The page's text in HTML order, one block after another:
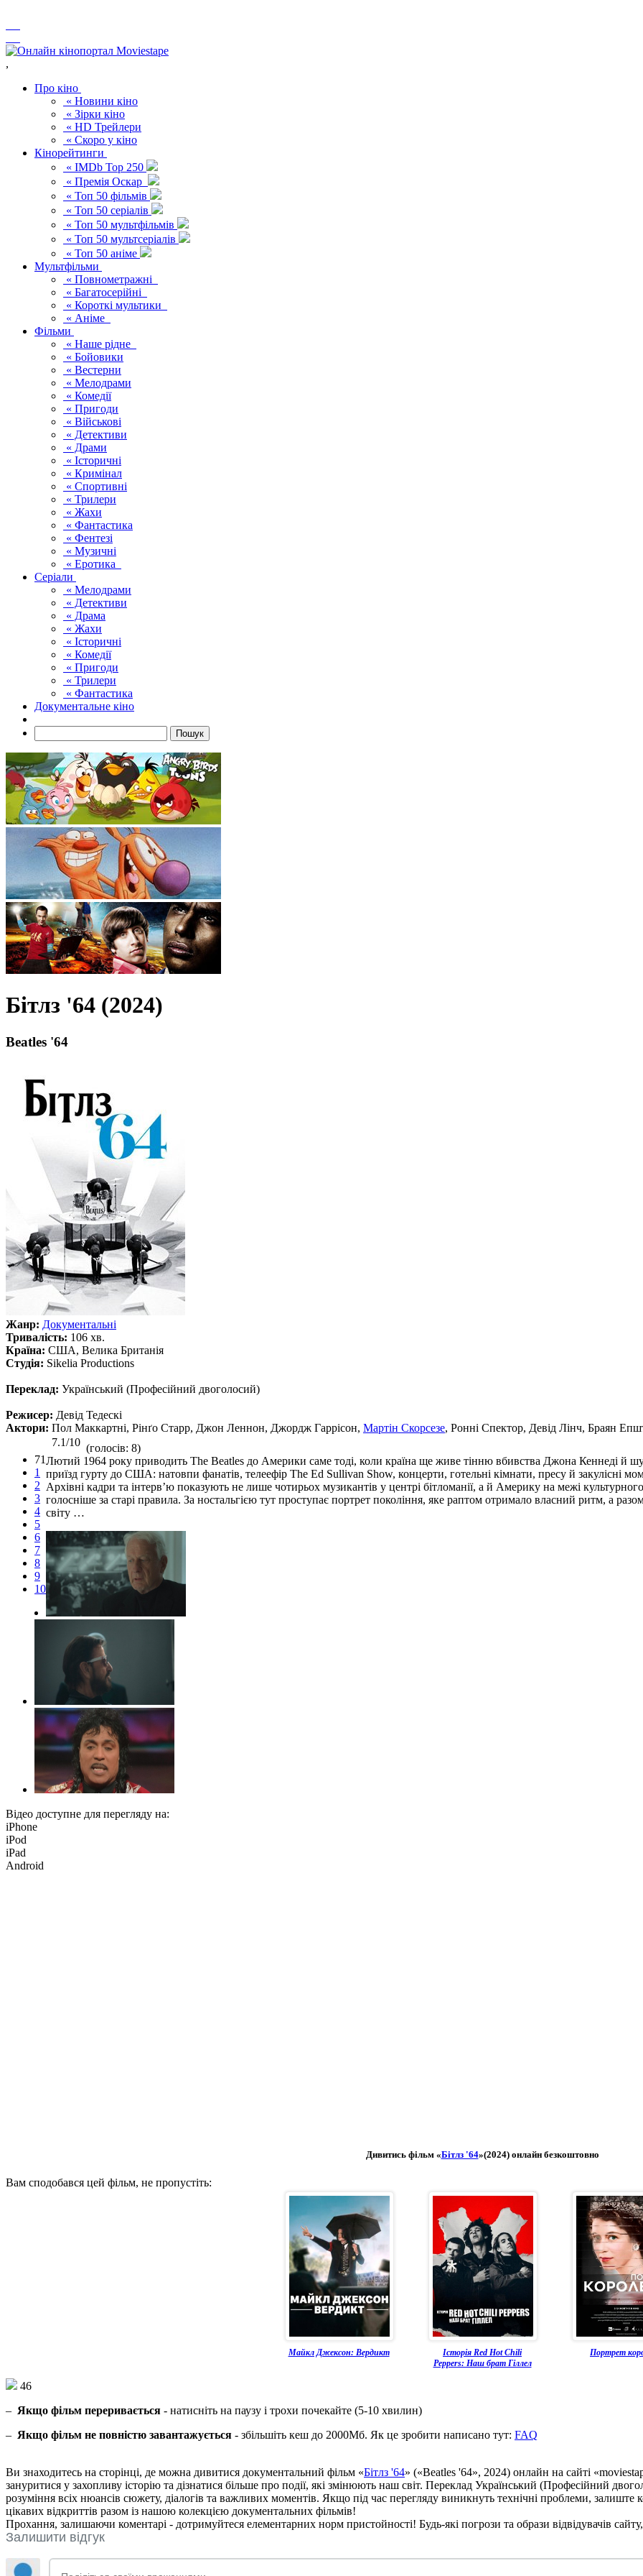
,
Про кіно
« Новини кіно
« Зірки кіно
« HD Трейлери
« Скоро у кіно
Кінорейтинги
« IMDb Top 250
« Премія Оскар
« Топ 50 фільмів
« Топ 50 серіалів
« Топ 50 мультфільмів
« Топ 50 мультсеріалів
« Топ 50 аніме
Мультфільми
« Повнометражні
« Багатосерійні
« Короткі мультики
« Аніме
Фільми
« Наше рідне
« Бойовики
« Вестерни
« Мелодрами
« Комедії
« Пригоди
« Військові
« Детективи
« Драми
« Історичні
« Кримінал
« Спортивні
« Трилери
« Жахи
« Фантастика
« Фентезі
« Музичні
« Еротика
Серіали
« Мелодрами
« Детективи
« Драма
« Жахи
« Історичні
« Комедії
« Пригоди
« Трилери
« Фантастика
Документальне кіно
Пошук
Бітлз '64 (2024)
Beatles '64
Жанр: Документальні
Тривалість: 106 хв.
Країна: США, Велика Британія
Студія: Sikelia Productions
Переклад: Український (Професійний двоголосий)
Режисер: Девід Тедескі
Актори: Пол Маккартні, Рінґо Старр, Джон Леннон, Джордж Гаррісон, Мартін Скорсезе, Ронні Спектор, Девід Лінч, Браян
71
1
2
3
4
5
6
7
8
9
10
7.1/10 (голосів: 8)
Лютий 1964 року приводить The Beatles до Америки саме тоді, коли країна ще живе тінню вбивства Джона Кеннеді й
приїзд гурту до США: натовпи фанатів, телеефір The Ed Sullivan Show, концерти, готельні кімнати, пресу й закулісні
Архівні кадри та інтерв’ю показують не лише чотирьох музикантів у центрі бітломанії, а й Америку на межі
голосніше за старі правила. За ностальгією тут проступає портрет покоління, яке раптом отримало власний ритм, а
світу …
Відео доступне для перегляду на:
iPhone
iPod
iPad
Android
Дивитись фільм «Бітлз '64»(2024) онлайн безкоштовно
Вам сподобався цей фільм, не пропустіть:
Майкл Джексон: Вердикт
Історія Red Hot Chili
Peppers: Наш брат Гіллел
Портрет
46
– Якщо фільм переривається - натисніть на паузу і трохи почекайте (5-10 хвилин)
– Якщо фільм не повністю завантажується - збільшіть кеш до 2000Мб. Як це зробити написано тут: FAQ
Ви знаходитесь на сторінці, де можна дивитися документальний фільм «Бітлз '64» («Beatles '64», 2024) онлайн на сайті
зануритися у захопливу історію та дізнатися більше про події, які змінюють наш світ. Переклад Український (Професійний
розуміння всіх нюансів сюжету, діалогів та важливих моментів. Якщо під час перегляду виникнуть технічні проблеми,
цікавих відкриттів разом із нашою колекцією документальних фільмів!
Прохання, залишаючи коментарі - дотримуйтеся елементарних норм пристойності! Будь-які погрози та образи відвідувачів